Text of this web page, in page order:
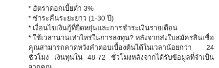
* อัตราดอกเบี้ยต่ำ 3%
* ชำระคืนระยะยาว (1-30 ปี)
* เงื่อนไขเงินกู้ที่ยืดหยุ่นและการชำระเงินรายเดือน
* ใช้เวลานานเท่าไหร่ในการลงทุน? หลังจากส่งใบสมัครสินเชื่อ
คุณสามารถคาดหวังคำตอบเบื้องต้นได้ในเวลาน้อยกว่า 24
ชั่วโมง เงินทุนใน 48-72 ชั่วโมงหลังจากได้รับข้อมูลที่จำเป็น